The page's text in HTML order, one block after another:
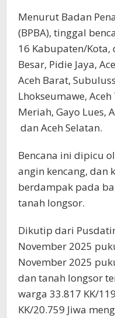
Menurut Badan
(BPBA), tinggal
16 Kabupaten/Kota,
Besar, Pidie Jaya,
Aceh Barat,
Lhokseumawe,
Meriah, Gayo Lues,
dan Aceh Selatan.
Bencana ini dipicu
angin kencang, dan
berdampak pada
tanah longsor.
Dikutip dari
November 2025
November 2025
dan tanah longsor
warga 33.817 KK/
KK/20.759 Jiwa